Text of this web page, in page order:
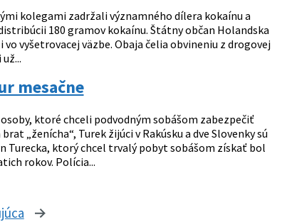
kolegami zadržali významného dílera kokaínu a
180 gramov kokaínu. Štátny občan Holandska
vyšetrovacej väzbe. Obaja čelia obvineniu z drogovej
mesačne
ktoré chceli podvodným sobášom zabezpečiť
„ženícha“, Turek žijúci v Rakúsku a dve Slovenky sú
Turecka, ktorý chcel trvalý pobyt sobášom získať bol
rokov. Polícia...
stránka